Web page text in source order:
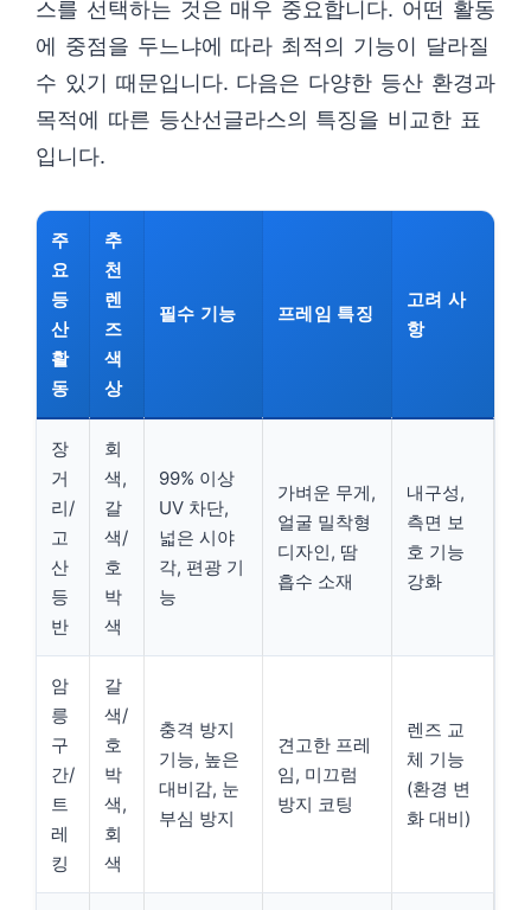
스를 선택하는 것은 매우 중요합니다. 어떤 활동
에 중점을 두느냐에 따라 최적의 기능이 달라질
수 있기 때문입니다. 다음은 다양한 등산 환경과
목적에 따른 등산선글라스의 특징을 비교한 표
입니다.
주
요
등
산
활
동
추
천
렌
즈
색
상
필수 기능 프레임 특징
고려 사
항
장
거
리/
고
산
등
반
회
색,
갈
색/
호
박
색
99% 이상
UV 차단,
넓은 시야
각, 편광 기
능
가벼운 무게,
얼굴 밀착형
디자인, 땀
흡수 소재
내구성,
측면 보
호 기능
강화
암
릉
구
간/
트
레
킹
갈
색/
호
박
색,
회
색
충격 방지
기능, 높은
대비감, 눈
부심 방지
견고한 프레
임, 미끄럼
방지 코팅
렌즈 교
체 기능
(환경 변
화 대비)